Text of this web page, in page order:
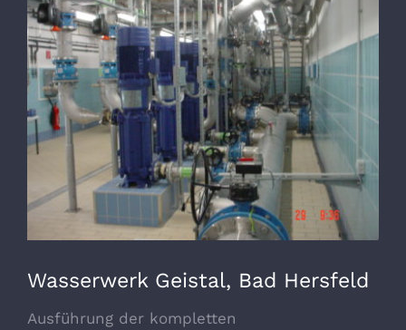
grösseres
Bild
Wasserwerk Geistal, Bad Hersfeld
Ausführung der kompletten